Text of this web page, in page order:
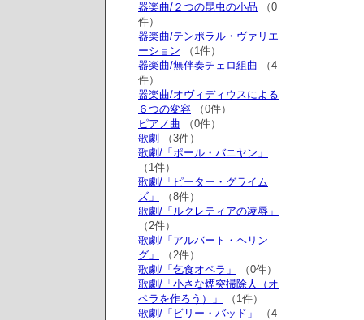
器楽曲/２つの昆虫の小品 （0
件）
器楽曲/テンポラル・ヴァリエ
ーション （1件）
器楽曲/無伴奏チェロ組曲 （4
件）
器楽曲/オヴィディウスによる
６つの変容 （0件）
ピアノ曲 （0件）
歌劇
（3件）
歌劇/「ポール・バニヤン」
（1件）
歌劇/「ピーター・グライム
ズ」
（8件）
歌劇/「ルクレティアの凌辱」
（2件）
歌劇/「アルバート・ヘリン
グ」
（2件）
歌劇/「乞食オペラ」
（0件）
歌劇/「小さな煙突掃除人（オ
ペラを作ろう）」
（1件）
歌劇/「ビリー・バッド」
（4